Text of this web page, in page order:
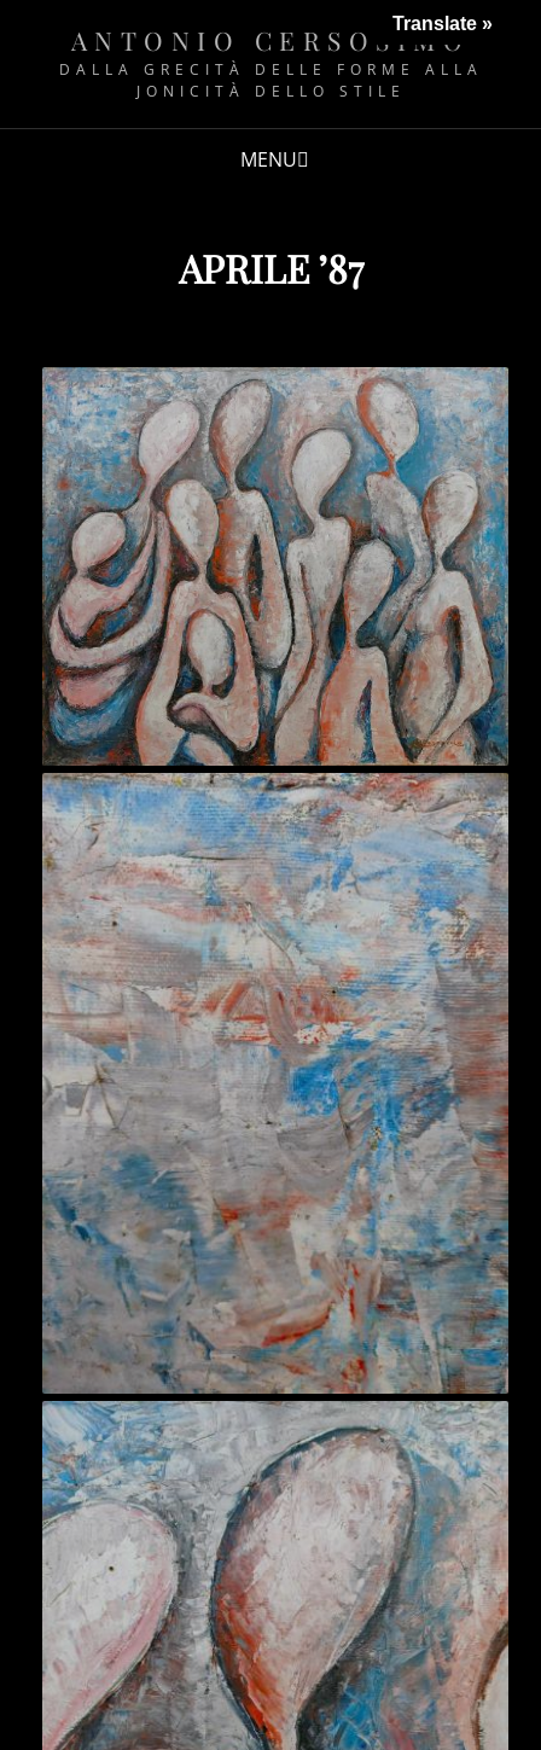
ANTONIO CERSOSIMO
DALLA GRECITÀ DELLE FORME ALLA
JONICITÀ DELLO STILE
MENU
APRILE ’87
Translate »